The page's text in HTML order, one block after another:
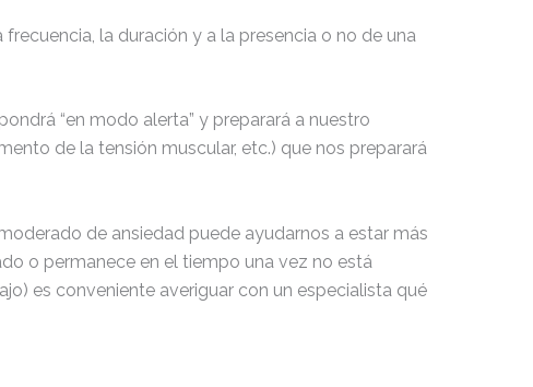
la duración y a la presencia o no de una
“en modo alerta” y preparará a nuestro
de la tensión muscular, etc.) que nos preparará
de ansiedad puede ayudarnos a estar más
o permanece en el tiempo una vez no está
es conveniente averiguar con un especialista qué